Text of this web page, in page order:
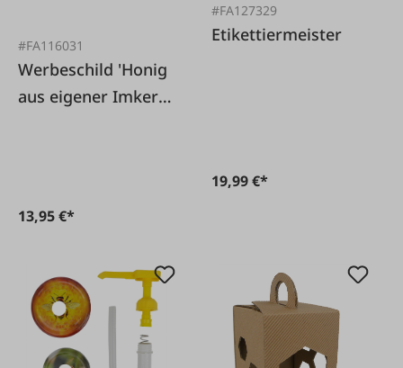
#FA116031
Werbeschild 'Honig
aus eigener Imkerei'
13,95 €*
#FA127329
Etikettiermeister
19,99 €*